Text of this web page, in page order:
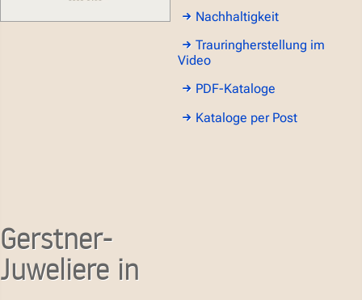
Nachhaltigkeit
Trauringherstellung im
Video
PDF-Kataloge
Kataloge per Post
Gerstner-
Juweliere in